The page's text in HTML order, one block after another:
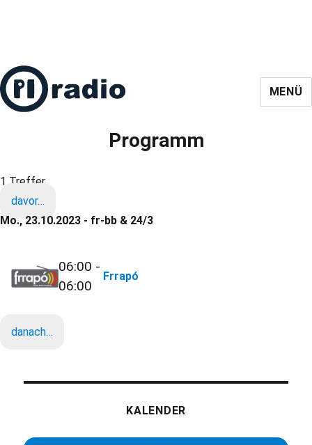
MENÜ
Programm
1 Treffer
davor…
Mo., 23.10.2023 - fr-bb & 24/3
06:00 -
06:00
Frrapó
danach…
KALENDER